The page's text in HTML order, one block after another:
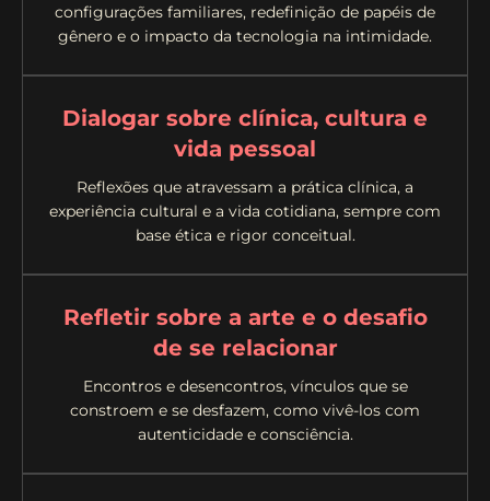
configurações familiares, redefinição de papéis de
gênero e o impacto da tecnologia na intimidade.
Dialogar sobre clínica, cultura e
vida pessoal
Reflexões que atravessam a prática clínica, a
experiência cultural e a vida cotidiana, sempre com
base ética e rigor conceitual.
Refletir sobre a arte e o desafio
de se relacionar
Encontros e desencontros, vínculos que se
constroem e se desfazem, como vivê-los com
autenticidade e consciência.